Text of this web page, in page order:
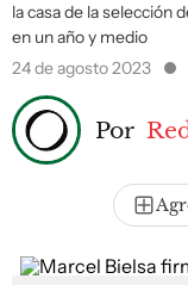
la casa de la selección
en un año y medio
24 de agosto 2023
Por